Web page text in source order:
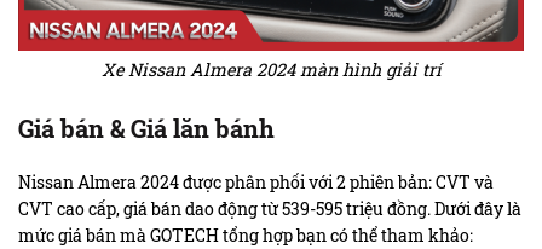
Xe Nissan Almera 2024 màn hình giải trí
Giá bán & Giá lăn bánh
Nissan Almera 2024 được phân phối với 2 phiên bản: CVT và
CVT cao cấp, giá bán dao động từ 539-595 triệu đồng. Dưới đây là
mức giá bán mà GOTECH tổng hợp bạn có thể tham khảo: